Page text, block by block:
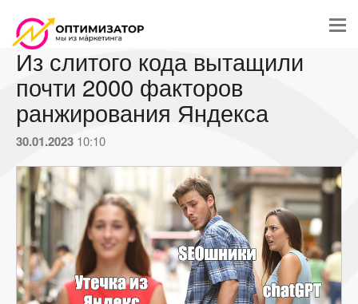
Из слитого кода вытащили
почти 2000 факторов
ранжирования Яндекса
30.01.2023 10:10